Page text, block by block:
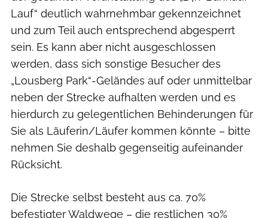
Lauf“ deutlich wahrnehmbar gekennzeichnet
und zum Teil auch entsprechend abgesperrt
sein. Es kann aber nicht ausgeschlossen
werden, dass sich sonstige Besucher des
„Lousberg Park“-Geländes auf oder unmittelbar
neben der Strecke aufhalten werden und es
hierdurch zu gelegentlichen Behinderungen für
Sie als Läuferin/Läufer kommen könnte – bitte
nehmen Sie deshalb gegenseitig aufeinander
Rücksicht.
Die Strecke selbst besteht aus ca. 70%
befestigter Waldwege – die restlichen 30%